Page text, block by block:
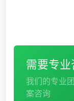
需要专业
我们的专业
案咨询